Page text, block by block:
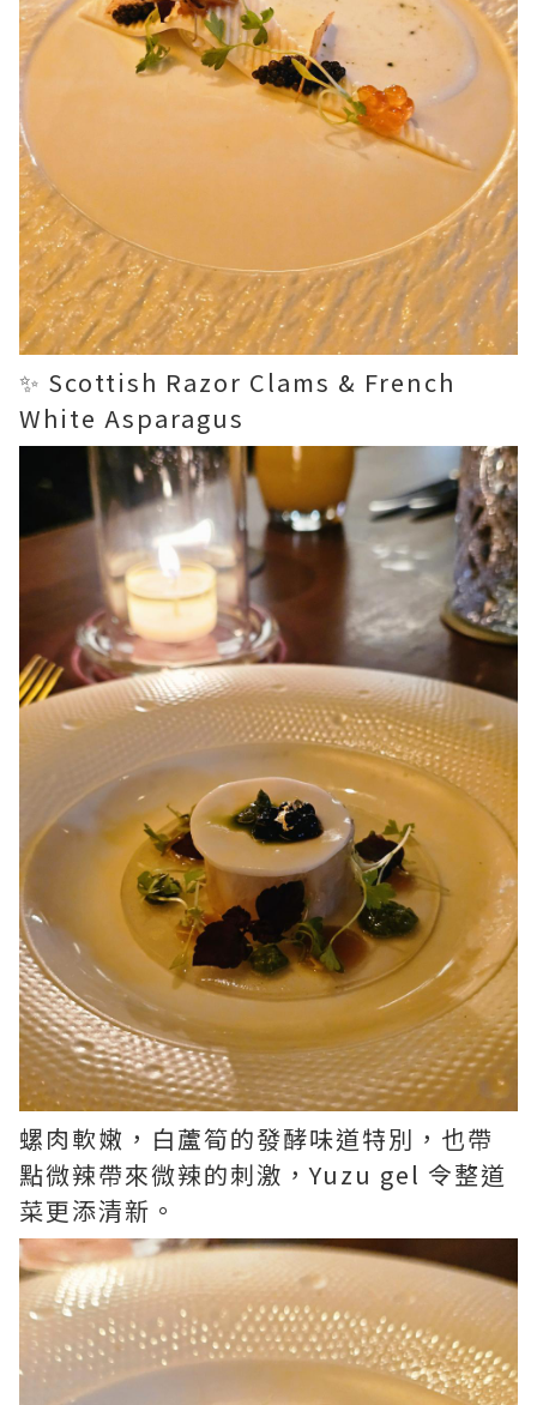
✨ Scottish Razor Clams & French
White Asparagus
螺肉軟嫩，白蘆筍的發酵味道特別，也帶
點微辣帶來微辣的刺激，Yuzu gel 令整道
菜更添清新。